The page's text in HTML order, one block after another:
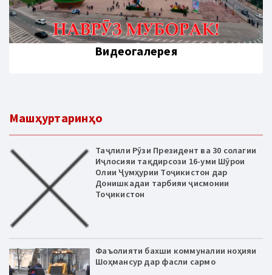
Видеогалерея
Машҳуртаринҳо
Таҷлили Рӯзи Президент ва 30 солагии
Иҷлосияи тақдирсози 16-уми Шӯрои
Олии Ҷумҳурии Тоҷикистон дар
Донишкадаи тарбияи ҷисмонии
Тоҷикистон
Фаъолияти бахши коммуналии ноҳияи
Шоҳмансур дар фасли сармо